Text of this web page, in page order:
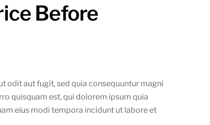
Before
odit aut fugit, sed quia consequuntur magni
quisquam est, qui dolorem ipsum quia
eius modi tempora incidunt ut labore et